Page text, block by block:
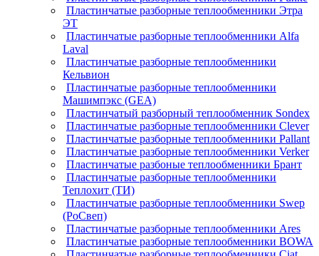
Пластинчатые разборные теплообменники Этра
ЭТ
Пластинчатые разборные теплообменники Alfa
Laval
Пластинчатые разборные теплообменники
Кельвион
Пластинчатые разборные теплообменники
Машимпэкс (GEA)
Пластинчатый разборный теплообменник Sondex
Пластинчатые разборные теплообменники Clever
Пластинчатые разборные теплообменники Pallant
Пластинчатые разборные теплообменники Verker
Пластинчатые разбоные теплообменники Брант
Пластинчатые разборные теплообменники
Теплохит (ТИ)
Пластинчатые разборные теплообменники Swep
(РоСвеп)
Пластинчатые разборные теплообменники Ares
Пластинчатые разборные теплообменники BOWA